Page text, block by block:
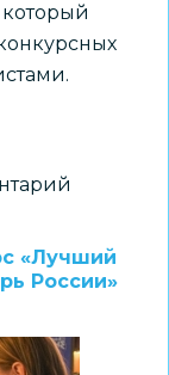
«Лучший
России»